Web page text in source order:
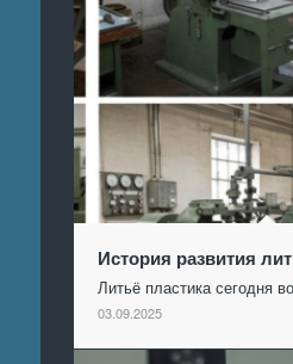
История развития
Литьё пластика сегодня
03.09.2025